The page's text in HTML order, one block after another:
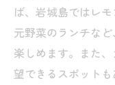
ば、岩城島ではレ
元野菜のランチな
楽しめます。また
望できるスポット